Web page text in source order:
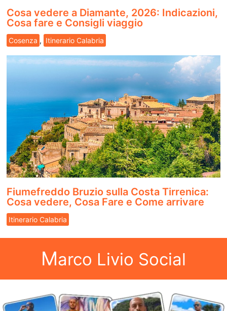
Cosa vedere a Diamante, 2026: Indicazioni,
Cosa fare e Consigli viaggio
Cosenza , Itinerario Calabria
Fiumefreddo Bruzio sulla Costa Tirrenica:
Cosa vedere, Cosa Fare e Come arrivare
Itinerario Calabria
Marco Livio Social